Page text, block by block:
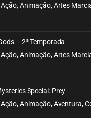
EPISÓDIO 14
EPISÓDIO 13
EPISÓDIO 12
Ação, Animação, Artes
– 2ª Temporada
Ação, Animação, Artes
Special: Prey
Ação, Animação, Aventura,